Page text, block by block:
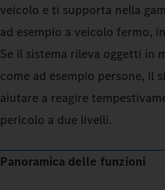
veicolo e ti supporta nella
ad esempio a veicolo fermo,
Se il sistema rileva oggetti in
come ad esempio persone, il
aiutare a reagire
pericolo a due livelli.
Panoramica delle funzioni